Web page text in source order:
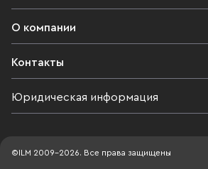
О компании
Контакты
Юридическая информация
©ILM 2009-2026. Все права защищены